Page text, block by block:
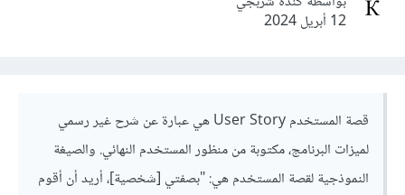
12 أبريل 2024
قصة المستخدم User Story هي عبارة عن شرح غير رسمي
لميزات البرنامج، مكتوبة من منظور المستخدم النهائي. والصيغة
النموذجية لقصة المستخدم هي: "بصفتي [شخصية]، أريد أن أقوم